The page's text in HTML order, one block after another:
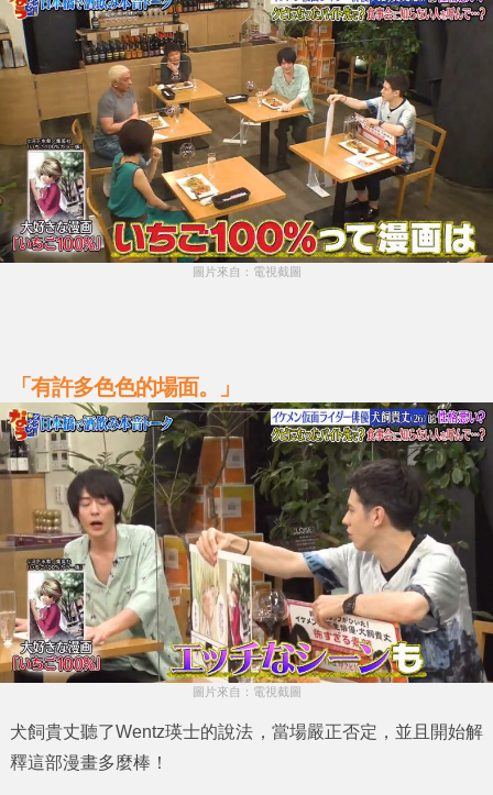
圖片來自：電視截圖
「有許多色色的場面。」
圖片來自：電視截圖
犬飼貴丈聽了Wentz瑛士的說法，當場嚴正否定，並且開始解
釋這部漫畫多麼棒！